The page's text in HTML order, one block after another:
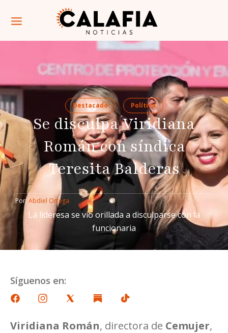
Destacado Política
Se disculpa Viridiana
Román con síndica
Teresita Balderas
Por: Abdiel Ortega
La lideresa se vio orillada a disculparse con la
funcionaria
Síguenos en:
Viridiana Román, directora de Cemujer,